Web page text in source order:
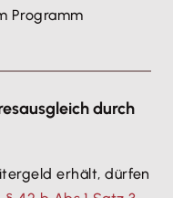
bei der Berechnung
Entgelts
Programm
durch
erhält, dürfen